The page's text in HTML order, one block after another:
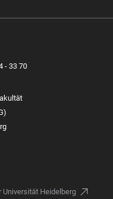
- 33 70
Universität Heidelberg